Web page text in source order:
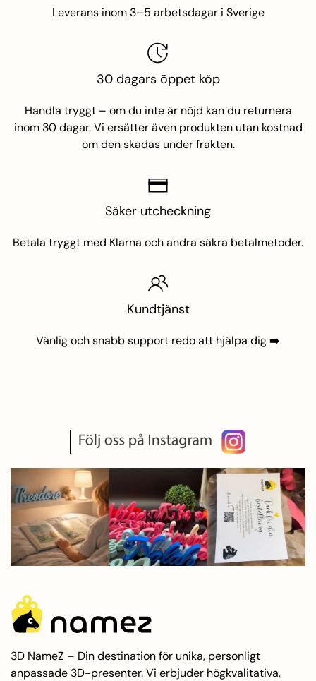
Leverans inom 3–5 arbetsdagar i Sverige
30 dagars öppet köp
Handla tryggt – om du inte är nöjd kan du returnera
inom 30 dagar. Vi ersätter även produkten utan kostnad
om den skadas under frakten.
Säker utcheckning
Betala tryggt med Klarna och andra säkra betalmetoder.
Kundtjänst
Vänlig och snabb support redo att hjälpa dig➡️
namez
3D NameZ – Din destination för unika, personligt
anpassade 3D-presenter. Vi erbjuder högkvalitativa,